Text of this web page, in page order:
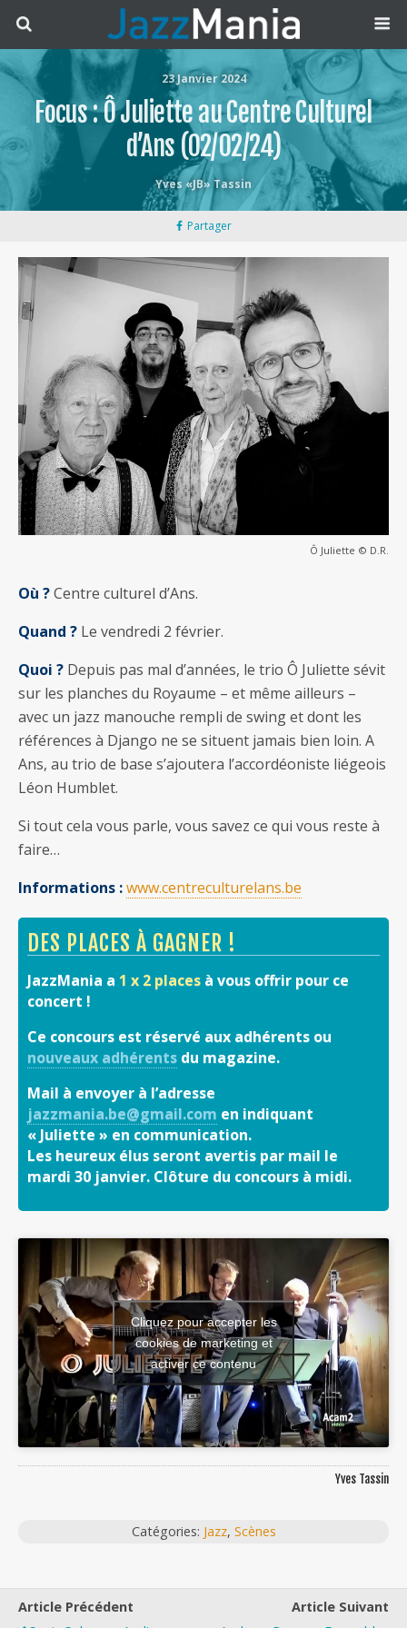
23 Janvier 2024
Focus : Ô Juliette au Centre Culturel
d’Ans (02/02/24)
Yves «JB» Tassin
Partager
Ô Juliette © D.R.
Où ?Centre culturel d’Ans.
Quand ? Le vendredi 2 février.
Quoi ? Depuis pas mal d’années, le trio Ô Juliette sévit
sur les planches du Royaume – et même ailleurs –
avec un jazz manouche rempli de swing et dont les
références à Django ne se situent jamais bien loin. A
Ans, au trio de base s’ajoutera l’accordéoniste liégeois
Léon Humblet.
Si tout cela vous parle, vous savez ce qui vous reste à
faire…
Informations :www.centreculturelans.be
DES PLACES À GAGNER !
JazzMania a 1 x 2 places à vous offrir pour ce
concert !
Ce concours est réservé aux adhérents ou
nouveaux adhérents du magazine.
Mail à envoyer à l’adresse
jazzmania.be@gmail.com en indiquant
« Juliette » en communication.
Les heureux élus seront avertis par mail le
mardi 30 janvier. Clôture du concours à midi.
Cliquez pour accepter les
cookies de marketing et
activer ce contenu
Yves Tassin
Catégories: Jazz, Scènes
Article Précédent
Article Suivant